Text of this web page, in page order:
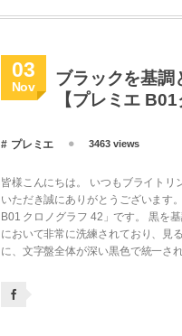
03
Nov
ブラックを基調
【プレミエ
プレミエ 3463 views
皆様こんにちは。 いつもブライト
いただき誠にありがとうございます
B01 クロノグラフ 42」です。 黒を
において非常に洗練されており、見
に、文字盤全体が深い黒色で統一さ